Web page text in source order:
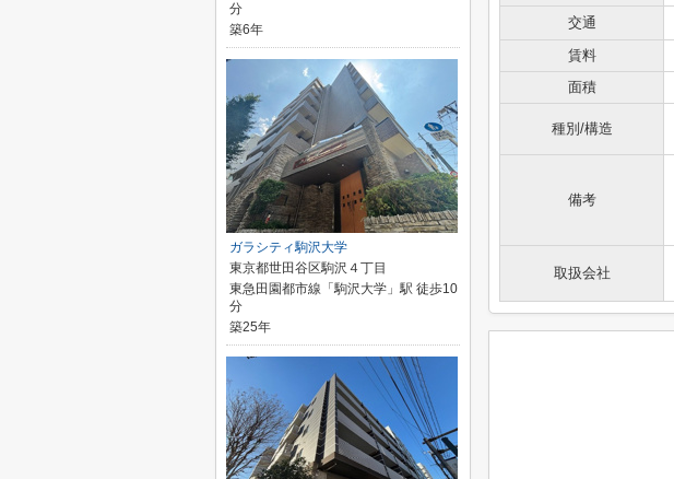
交通
賃料
面積
種別/構造
備考
取扱会社
分
築6年
ガラシティ駒沢大学
東京都世田谷区駒沢４丁目
東急田園都市線「駒沢大学」駅 徒歩10
分
築25年